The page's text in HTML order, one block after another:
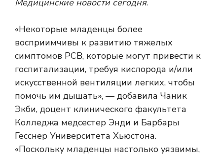
Медицинские новости сегодня.
«Некоторые младенцы более
восприимчивы к развитию тяжелых
симптомов РСВ, которые могут привести к
госпитализации, требуя кислорода и/или
искусственной вентиляции легких, чтобы
помочь им дышать», — добавила Чаник
Экби, доцент клинического факультета
Колледжа медсестер Энди и Барбары
Гесснер Университета Хьюстона.
«Поскольку младенцы настолько уязвимы,